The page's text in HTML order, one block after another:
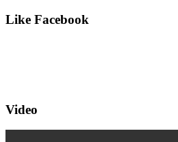
Like Facebook
Video